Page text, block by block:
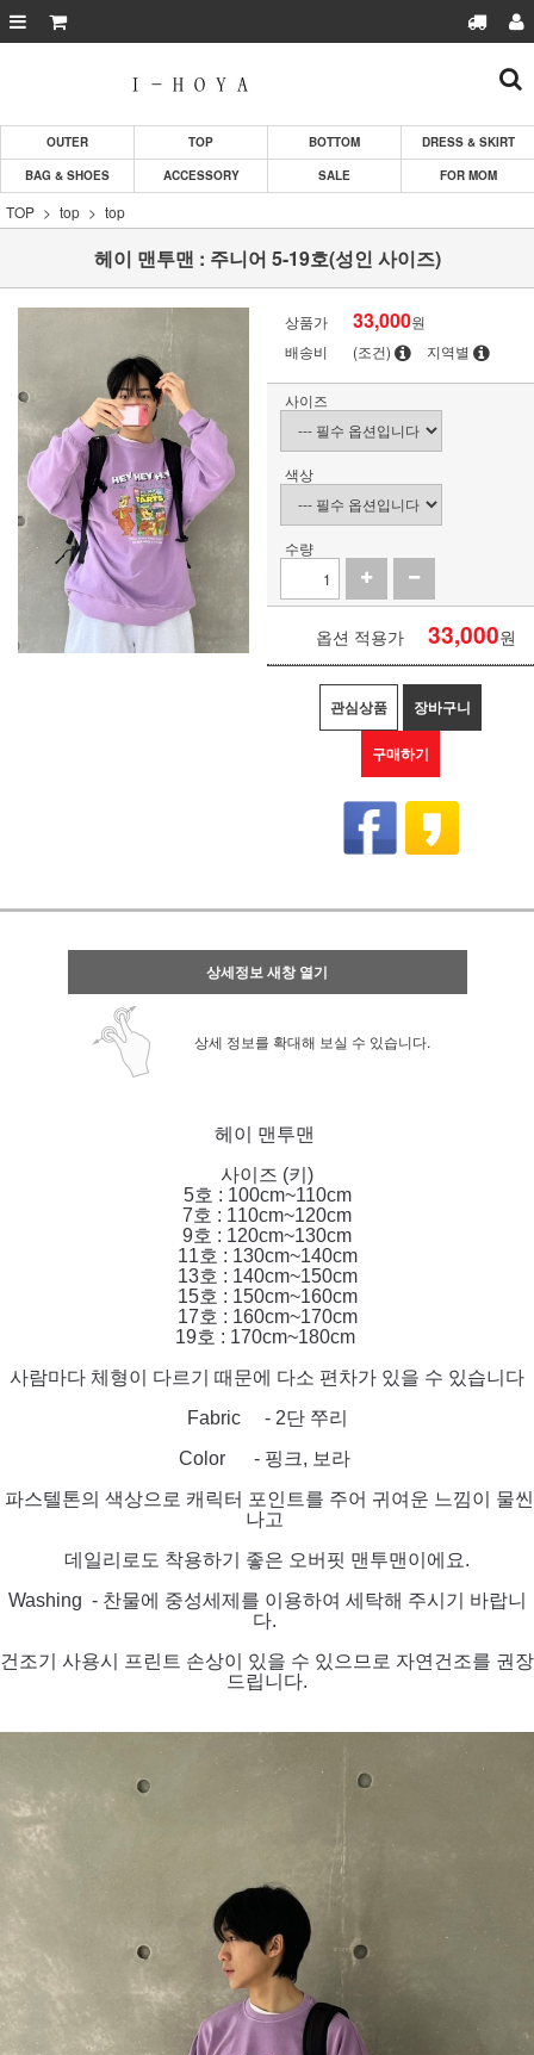
OUTER TOP BOTTOM
DRESS & SKIRT
BAG & SHOES
ACCESSORY SALE FOR MOM
TOP top top
헤이 맨투맨 : 주니어 5-19호(성인 사이즈)
상품가 33,000원
배송비
(조건) 지역별
사이즈
색상
수량
옵션 적용가 33,000원
관심상품 장바구니
구매하기
상세정보 새창 열기
상세 정보를 확대해 보실 수 있습니다.
헤이 맨투맨
사이즈 (키)
5호 : 100cm~110cm
7호 : 110cm~120cm
9호 : 120cm~130cm
11호 : 130cm~140cm
13호 : 140cm~150cm
15호 : 150cm~160cm
17호 : 160cm~170cm
19호 : 170cm~180cm
사람마다 체형이 다르기 때문에 다소 편차가 있을 수 있습니다
Fabric - 2단 쭈리
Color - 핑크, 보라
파스텔톤의 색상으로 캐릭터 포인트를 주어 귀여운 느낌이 물씬
나고
데일리로도 착용하기 좋은 오버핏 맨투맨이에요.
Washing - 찬물에 중성세제를 이용하여 세탁해 주시기 바랍니
다.
건조기 사용시 프린트 손상이 있을 수 있으므로 자연건조를 권장
드립니다.